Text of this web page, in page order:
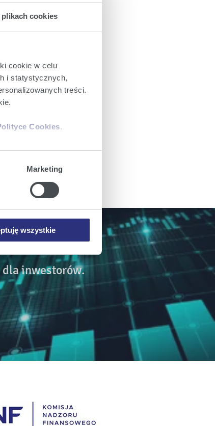
plikach cookies
cookie w celu
i statystycznych,
treści.
Cookies.
plików cookie z
w Państwa
ta nie dotyczy jednak
Marketing
wszystkie
dla inwestorów.